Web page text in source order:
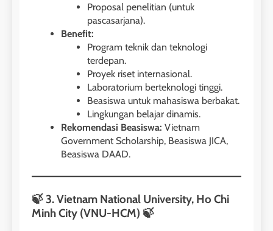
Proposal penelitian (untuk
pascasarjana).
Benefit:
Program teknik dan teknologi
terdepan.
Proyek riset internasional.
Laboratorium berteknologi tinggi.
Beasiswa untuk mahasiswa berbakat.
Lingkungan belajar dinamis.
Rekomendasi Beasiswa: Vietnam
Government Scholarship, Beasiswa JICA,
Beasiswa DAAD.
🍃 3. Vietnam National University, Ho Chi
Minh City (VNU-HCM) 🍃